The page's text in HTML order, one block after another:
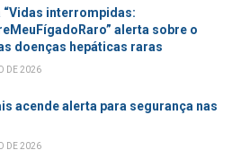
“Vidas interrompidas:
alerta sobre o
doenças hepáticas raras
DE 2026
acende alerta para segurança nas
DE 2026